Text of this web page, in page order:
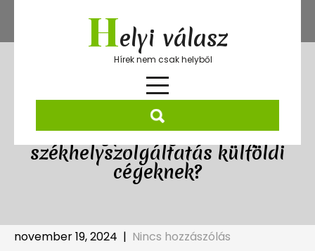
content
Helyi válasz
Hírek nem csak helyből
Hogyan segíthet a
székhelyszolgáltatás külföldi
cégeknek?
november 19, 2024 | Nincs hozzászólás